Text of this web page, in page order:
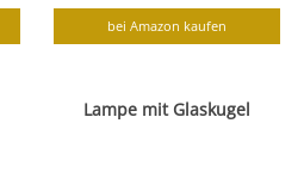
bei Amazon kaufen
Lampe mit Glaskugel